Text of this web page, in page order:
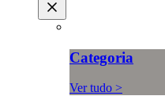
Categoria
Ver tudo >